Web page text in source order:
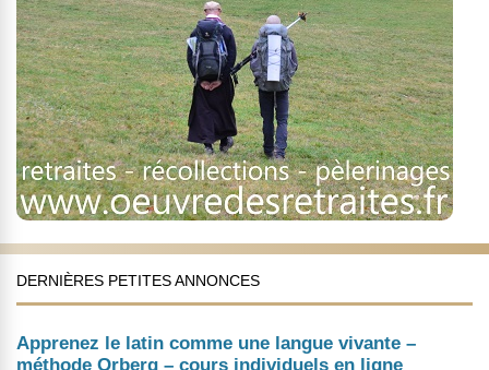
DERNIÈRES PETITES ANNONCES
Apprenez le latin comme une langue vivante –
méthode Orberg – cours individuels en ligne